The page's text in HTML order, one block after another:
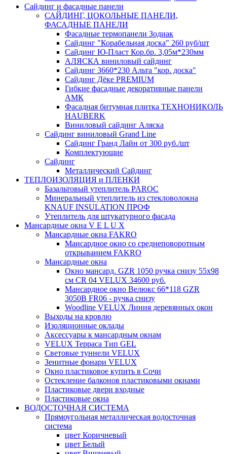
Сайдинг и фасадные панели
САЙДИНГ, ЦОКОЛЬНЫЕ ПАНЕЛИ,
ФАСАДНЫЕ ПАНЕЛИ
Фасадные термопанели Зодиак
Сайдинг "Корабельная доска" 260 руб/шт
Сайдинг Ю-Пласт Кор.бр. 3,05м*230мм
АЛЯСКА виниловый сайдинг
Сайдинг 3660*230 Альта "кор. доска"
Сайдинг Дёке PREMIUM
Гибкие фасадные декоративные панели
АМК
Фасадная битумная плитка ТЕХНОНИКОЛЬ
HAUBERK
Виниловый сайдинг Аляска
Сайдинг виниловый Grand Line
Сайдинг Гранд Лайн от 300 руб./шт
Комплектующие
Сайдинг
Металлический Сайдинг
ТЕПЛОИЗОЛЯЦИЯ и ПЛЕНКИ
Базальтовый утеплитель PAROC
Минеральный утеплитель из стекловолокна
KNAUF INSULATION ПРОФ
Утеплитель для штукатурного фасада
Мансардные окна V E L U X
Мансардные окна FAKRO
Мансардное окно со среднеповоротным
открыванием FAKRO
Мансардные окна
Окно мансард. GZR 1050 ручка снизу 55х98
см CR 04 VELUX 34600 руб.
Мансардное окно Велюкс 66*118 GZR
3050B FR06 - ручка снизу
Woodline VELUX Линия деревянных окон
Выходы на кровлю
Изоляционные оклады
Аксессуары к мансардным окнам
VELUX Терраса Тип GEL
Световые туннели VELUX
Зенитные фонари VELUX
Окно пластиковое купить в Сочи
Остекление балконов пластиковыми окнами
Пластиковые двери входные
Пластиковые окна
ВОДОСТОЧНАЯ СИСТЕМА
Прямоугольная металлическая водосточная
система
цвет Коричневый
цвет Белый